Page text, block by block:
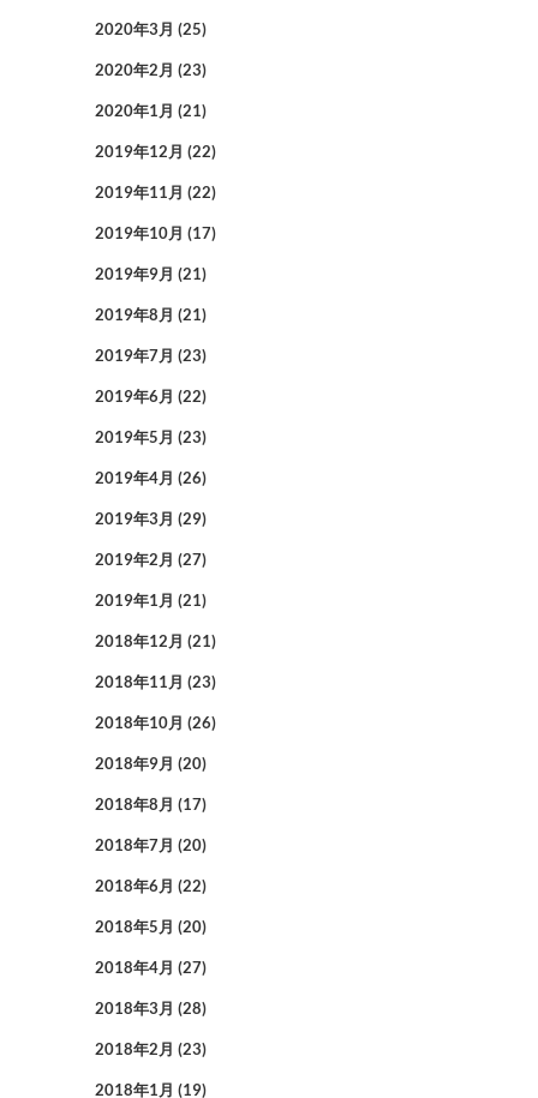
2020年3月 (25)
2020年2月 (23)
2020年1月 (21)
2019年12月 (22)
2019年11月 (22)
2019年10月 (17)
2019年9月 (21)
2019年8月 (21)
2019年7月 (23)
2019年6月 (22)
2019年5月 (23)
2019年4月 (26)
2019年3月 (29)
2019年2月 (27)
2019年1月 (21)
2018年12月 (21)
2018年11月 (23)
2018年10月 (26)
2018年9月 (20)
2018年8月 (17)
2018年7月 (20)
2018年6月 (22)
2018年5月 (20)
2018年4月 (27)
2018年3月 (28)
2018年2月 (23)
2018年1月 (19)